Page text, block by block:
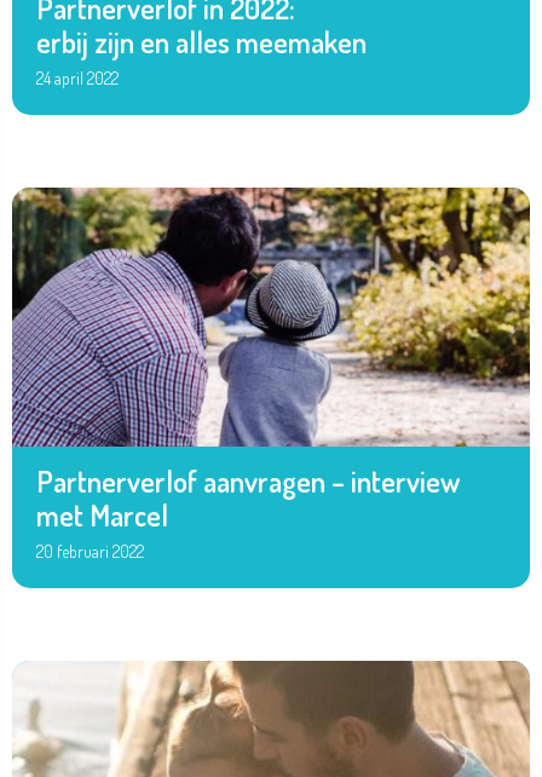
Partnerverlof in 2022:
erbij zijn en alles meemaken
24 april 2022
Partnerverlof aanvragen – interview
met Marcel
20 februari 2022